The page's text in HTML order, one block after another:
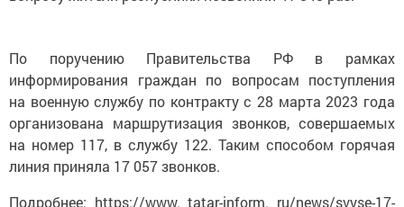
По поручению Правительства РФ в рамках
информирования граждан по вопросам поступления
на военную службу по контракту с 28 марта 2023 года
организована маршрутизация звонков, совершаемых
на номер 117, в службу 122. Таким способом горячая
линия приняла 17 057 звонков.
Подробнее: https://www. tatar-inform. ru/news/svyse-17-